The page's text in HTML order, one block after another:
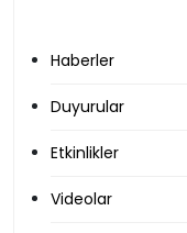
Haberler
Duyurular
Etkinlikler
Videolar